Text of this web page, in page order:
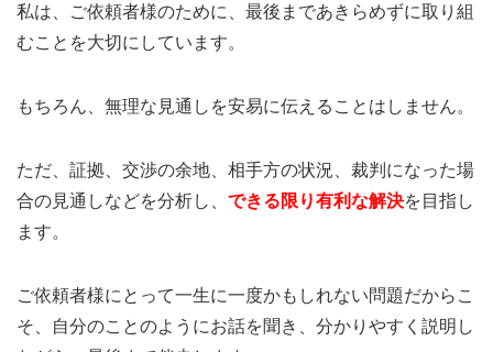
私は、ご依頼者様のために、最後まであきらめずに取り組
むことを大切にしています。
もちろん、無理な見通しを安易に伝えることはしません。
ただ、証拠、交渉の余地、相手方の状況、裁判になった場
合の見通しなどを分析し、できる限り有利な解決を目指し
ます。
ご依頼者様にとって一生に一度かもしれない問題だからこ
そ、自分のことのようにお話を聞き、分かりやすく説明し